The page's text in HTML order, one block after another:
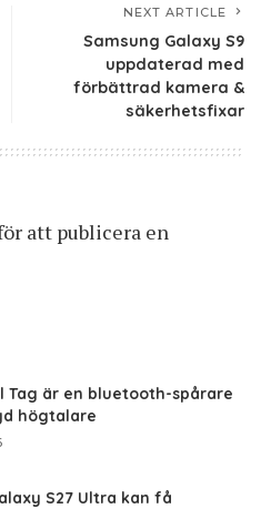
NEXT ARTICLE
Samsung Galaxy S9
uppdaterad med
förbättrad kamera &
säkerhetsfixar
att publicera en
Tag är en bluetooth-spårare
högtalare
S27 Ultra kan få